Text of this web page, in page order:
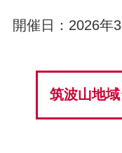
開催日：2026年
筑波山地